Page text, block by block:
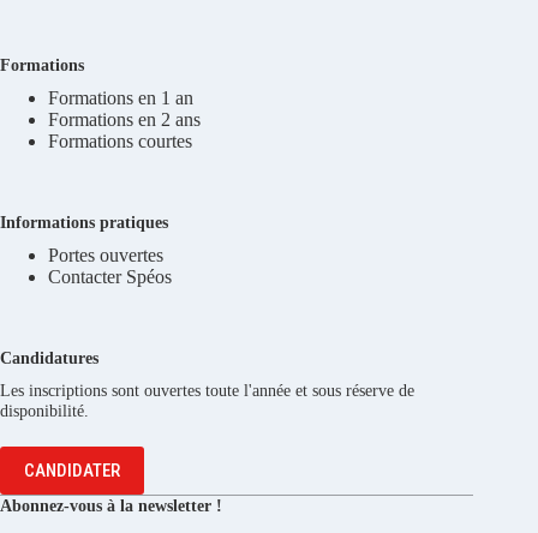
Formations
Formations en 1 an
Formations en 2 ans
Formations courtes
Informations pratiques
Portes ouvertes
Contacter Spéos
Candidatures
Les inscriptions sont ouvertes toute l'année et sous réserve de
disponibilité.
CANDIDATER
Abonnez-vous à la newsletter !